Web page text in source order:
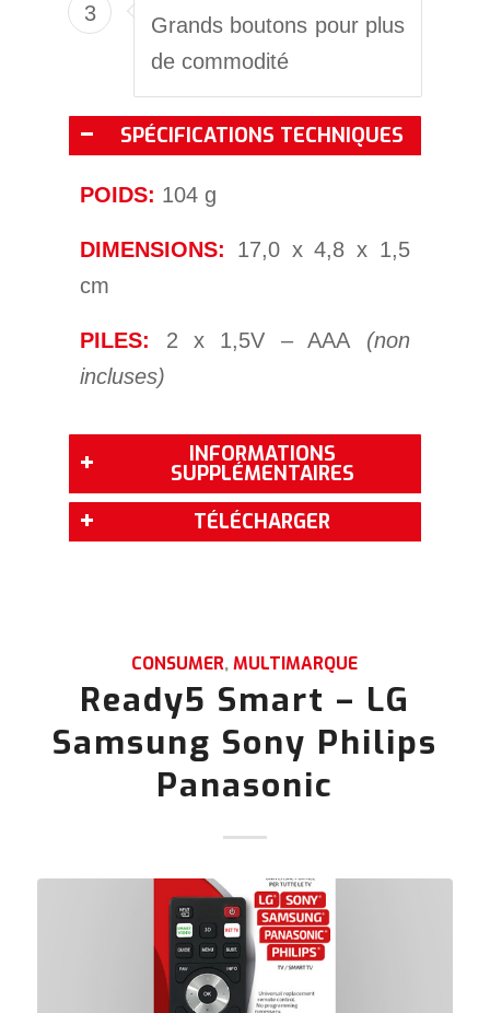
3
Grands boutons pour plus
de commodité
SPÉCIFICATIONS TECHNIQUES
POIDS: 104 g
DIMENSIONS: 17,0 x 4,8 x 1,5
cm
PILES: 2 x 1,5V – AAA (non
incluses)
INFORMATIONS
SUPPLÉMENTAIRES
TÉLÉCHARGER
CONSUMER,MULTIMARQUE
Ready5 Smart – LG
Samsung Sony Philips
Panasonic